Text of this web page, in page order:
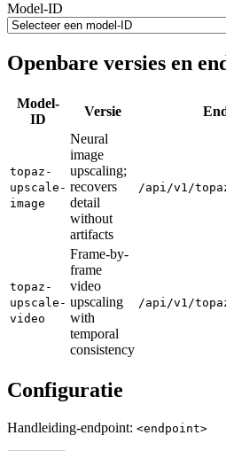
Model-ID
Openbare versies en
Model-
ID
Versie
topaz-
upscale-
image
Neural
image
upscaling;
recovers
detail
without
artifacts
/api/v1/
topaz-
upscale-
video
Frame-by-
frame
video
upscaling
with
temporal
consistency
/api/v1/
Configuratie
Handleiding-endpoint: <endpoint>